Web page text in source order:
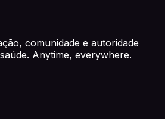
comunidade e autoridade
Anytime, everywhere.